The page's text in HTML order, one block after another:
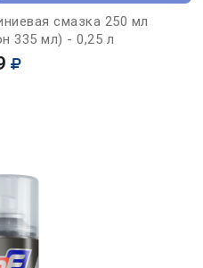
смазка 250 мл
335 мл) - 0,25 л